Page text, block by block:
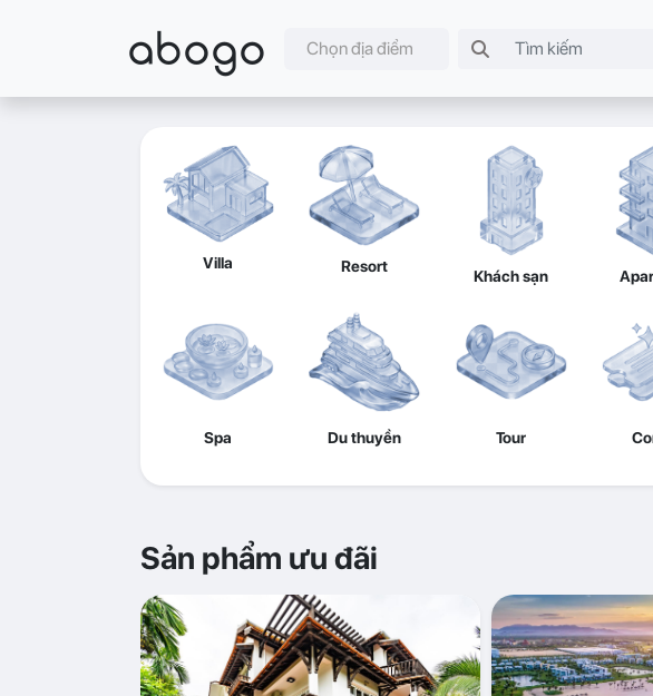
abogo Chọn địa điểm
Villa Resort
Khách sạn
Spa Du thuyền Tour
Sản phẩm ưu đãi